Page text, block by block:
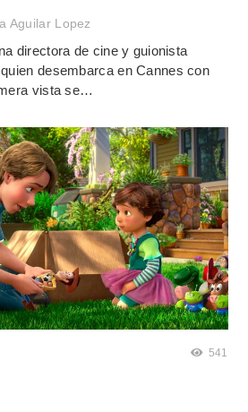
Aguilar Lopez
directora de cine y guionista
desembarca en Cannes con
vista se…
541